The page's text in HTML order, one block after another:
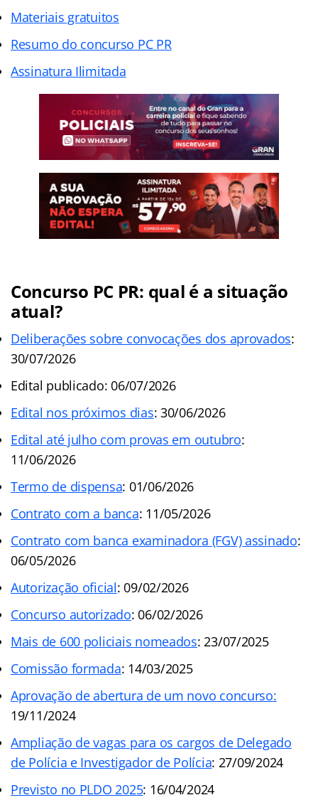
Materiais gratuitos
Resumo do concurso PC PR
Assinatura Ilimitada
Concurso PC PR: qual é a situação
atual?
Deliberações sobre convocações dos aprovados:
30/07/2026
Edital publicado: 06/07/2026
Edital nos próximos dias: 30/06/2026
Edital até julho com provas em outubro:
11/06/2026
Termo de dispensa: 01/06/2026
Contrato com a banca: 11/05/2026
Contrato com banca examinadora (FGV) assinado:
06/05/2026
Autorização oficial: 09/02/2026
Concurso autorizado: 06/02/2026
Mais de 600 policiais nomeados: 23/07/2025
Comissão formada: 14/03/2025
Aprovação de abertura de um novo concurso:
19/11/2024
Ampliação de vagas para os cargos de Delegado
de Polícia e Investigador de Polícia: 27/09/2024
Previsto no PLDO 2025: 16/04/2024